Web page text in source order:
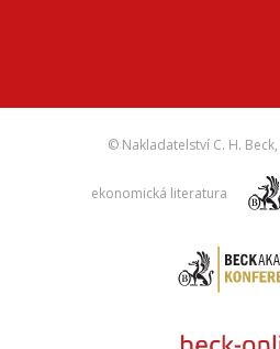
© Nakladatelství C. H. Beck,
ekonomická literatura